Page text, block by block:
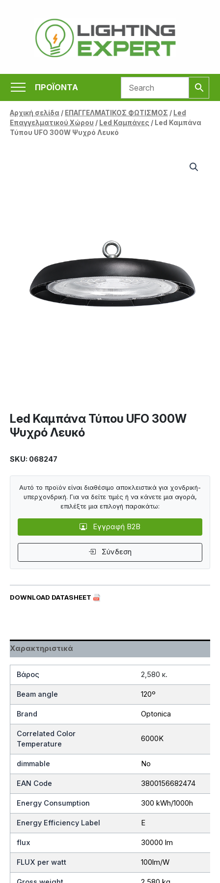
περιεχόμενο
ΠΡΟΪΟΝΤΑ
Αρχική σελίδα/ ΕΠΑΓΓΕΛΜΑΤΙΚΟΣ ΦΩΤΙΣΜΟΣ / Led
Επαγγελματικού Χώρου / Led Καμπάνες / Led Καμπάνα
Τύπου UFO 300W Ψυχρό Λευκό
Led Καμπάνα Τύπου UFO 300W
Ψυχρό Λευκό
SKU: 068247
DOWNLOAD DATASHEET
Αυτό το προϊόν είναι διαθέσιμο αποκλειστικά για χονδρική-
υπερχονδρική. Για να δείτε τιμές ή να κάνετε μια αγορά,
επιλέξτε μια επιλογή παρακάτω:
Εγγραφή B2B
Σύνδεση
Χαρακτηριστικά
Βάρος 2,580 κ.
Beam angle 120º
Brand Optonica
Correlated Color
Temperature
6000K
dimmable No
EAN Code 3800156682474
Energy Consumption 300 kWh/1000h
Energy Efficiency Label E
flux 30000 lm
FLUX per watt 100lm/W